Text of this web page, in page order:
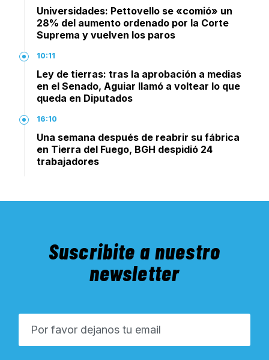
Universidades: Pettovello se «comió» un
28% del aumento ordenado por la Corte
Suprema y vuelven los paros
10:11
Ley de tierras: tras la aprobación a medias
en el Senado, Aguiar llamó a voltear lo que
queda en Diputados
16:10
Una semana después de reabrir su fábrica
en Tierra del Fuego, BGH despidió 24
trabajadores
Suscribite a nuestro
newsletter